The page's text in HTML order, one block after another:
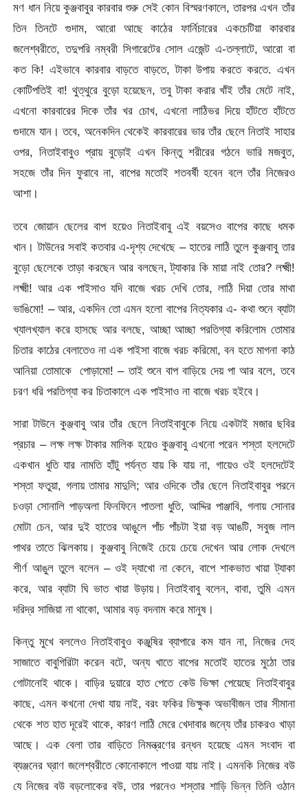
মণ ধান নিয়ে কুঞ্জবাবুর কারবার শুরু সেই কোন বিস্মরণকালে, তারপর এখন তাঁর
তিন তিনটে গুদাম, আরো আছে কাঠের ফার্নিচারের একচেটিয়া কারবার
জলেশ্বরীতে, তদুপরি নম্বরী সিগারেটের সোল এজেন্ট এ-তল্লাটে, আরো বা
কত কি! এইভাবে কারবার বাড়তে বাড়তে, টাকা উপায় করতে করতে. এখন
কোটিপতিই বা! থুত্থুরে বুড়ো হয়েছেন, তবু টাকা করার খাঁই তাঁর মেটে নাই,
এখনো কারবারের দিকে তাঁর খর চোখ, এখনো লাঠিভর দিয়ে হাঁটতে হাঁটতে
গুদামে যান। তবে, অনেকদিন থেকেই কারবারের ভার তাঁর ছেলে নিতাই সাহার
ওপর, নিতাইবাবুও প্রায় বুড়োই এখন কিন্তু শরীরের গঠনে ভারি মজবুত,
সহজে তাঁর দিন ফুরাবে না, বাপের মতোই শতবর্ষী হবেন বলে তাঁর নিজেরও
আশা।
তবে জোয়ান ছেলের বাপ হয়েও নিতাইবাবু এই বয়সেও বাপের কাছে ধমক
খান। টাউনের সবাই কতবার এ-দৃশ্য দেখেছে – হাতের লাঠি তুলে কুঞ্জবাবু তার
বুড়ো ছেলেকে তাড়া করছেন আর বলছেন, ট্যাকার কি মায়া নাই তোর? লক্ষ্মী!
লক্ষ্মী! আর এক পাইসাও যদি বাজে খরচ দেখি তোর, লাঠি দিয়া তোর মাথা
ভাঙিমো! – আর, একদিন তো এমন হলো বাপের নিত্যকার এ- কথা শুনে ব্যাটা
খ্যালখ্যাল করে হাসছে আর বলছে, আচ্ছা আচ্ছা পরতিগ্যা করিলোম তোমার
চিতার কাঠের বেলাতেও না এক পাইসা বাজে খরচ করিমো, বন হতে মাগনা কাঠ
আনিয়া তোমাকে পোড়ামো! – তাই শুনে বাপ বাড়িয়ে দেয় পা আর বলে, তবে
চরণ ধরি পরতিগ্যা কর চিতাকালে এক পাইসাও না বাজে খরচ হইবে।
সারা টাউনে কুঞ্জবাবু আর তাঁর ছেলে নিতাইবাবুকে নিয়ে একটাই মজার ছবির
প্রচার – লক্ষ লক্ষ টাকার মালিক হয়েও কুঞ্জবাবু এখনো পরেন শস্তা হলদেটে
একখান ধুতি যার নামতি হাঁটু পর্যন্ত যায় কি যায় না, গায়েও ওই হলদেটেই
শস্তা ফতুয়া, গলায় তামার মাদুলি; আর ওদিকে তাঁর ছেলে নিতাইবাবুর পরনে
চওড়া সোনালি পাড়অলা ফিনফিনে পাতলা ধুতি, আদ্দির পাঞ্জাবি, গলায় সোনার
মোটা চেন, আর দুই হাতের আঙুলে পাঁচ পাঁচটা ইয়া বড় আঙটি, সবুজ লাল
পাথর তাতে ঝিলকায়। কুঞ্জবাবু নিজেই চেয়ে চেয়ে দেখেন আর লোক দেখলে
শীর্ণ আঙুল তুলে বলেন – ওই দ্যাখো না কেনে, বাপে শাকভাত খায়া ট্যাকা
করে, আর ব্যাটা ঘি ভাত খায়া উড়ায়। নিতাইবাবু বলেন, বাবা, তুমি এমন
দরিদ্র সাজিয়া না থাকো, আমার বড় বদনাম করে মানুষ।
কিন্তু মুখে বললেও নিতাইবাবুও কঞ্জুষির ব্যাপারে কম যান না, নিজের দেহ
সাজাতে বাবুগিরিটা করেন বটে, অন্য খাতে বাপের মতোই হাতের মুঠো তার
গোটানোই থাকে। বাড়ির দুয়ারে হাত পেতে কেউ ভিক্ষা পেয়েছে নিতাইবাবুর
কাছে, এমন কখনো দেখা যায় নাই, বরং ফকির ভিক্ষুক অভাবীজন তার সীমানা
থেকে শত হাত দূরেই থাকে, কারণ লাঠি মেরে খেদাবার জন্যে তাঁর চাকরও খাড়া
আছে। এক বেলা তার বাড়িতে নিমন্ত্রণের রন্ধন হয়েছে এমন সংবাদ বা
ব্যঞ্জনের ঘ্রাণ জলেশ্বরীতে কোনোকালে পাওয়া যায় নাই। এমনকি নিজের বউ
যে নিজের বউ বড়লোকের বউ, তার পরনেও শস্তার শাড়ি ভিন্ন তিনি ওঠান